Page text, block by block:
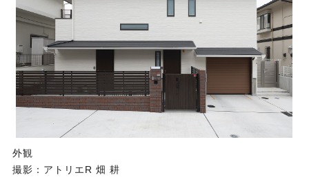
外観
撮影：アトリエR 畑 耕